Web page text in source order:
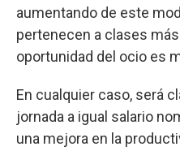
aumentando de este
pertenecen a clases
oportunidad del ocio es
En cualquier caso, será
jornada a igual salario
una mejora en la